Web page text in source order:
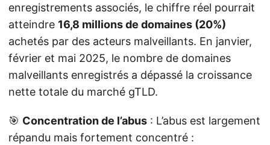
enregistrements associés, le chiffre réel pourrait
atteindre 16,8 millions de domaines (20%)
achetés par des acteurs malveillants. En janvier,
février et mai 2025, le nombre de domaines
malveillants enregistrés a dépassé la croissance
nette totale du marché gTLD.
🎯 Concentration de l’abus : L’abus est largement
répandu mais fortement concentré :